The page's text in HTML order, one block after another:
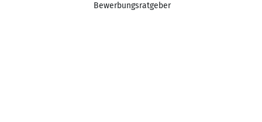
Bewerbungsratgeber